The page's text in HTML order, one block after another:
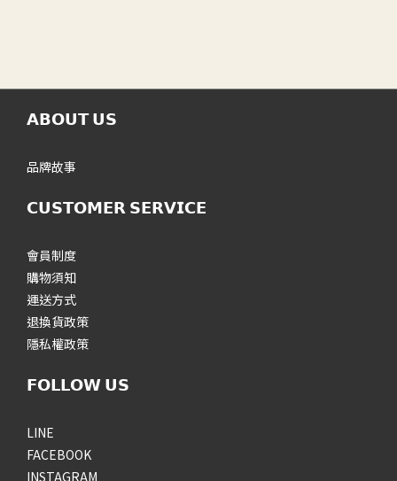
𝗔𝗕𝗢𝗨𝗧 𝗨𝗦
品牌故事
𝗖𝗨𝗦𝗧𝗢𝗠𝗘𝗥 𝗦𝗘𝗥𝗩𝗜𝗖𝗘
會員制度
購物須知
運送方式
退換貨政策
隱私權政策
𝗙𝗢𝗟𝗟𝗢𝗪 𝗨𝗦
LINE
FACEBOOK
INSTAGRAM